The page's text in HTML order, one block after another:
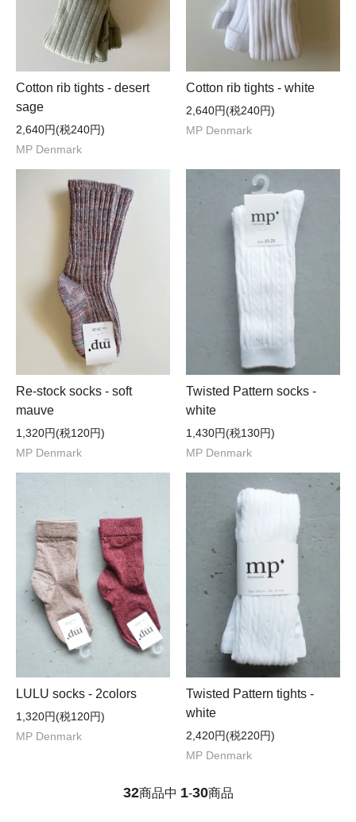
Cotton rib tights - desert
sage
2,640円(税240円)
MP Denmark
Cotton rib tights - white
2,640円(税240円)
MP Denmark
Re-stock socks - soft
mauve
1,320円(税120円)
MP Denmark
Twisted Pattern socks -
white
1,430円(税130円)
MP Denmark
LULU socks - 2colors
1,320円(税120円)
MP Denmark
Twisted Pattern tights -
white
2,420円(税220円)
MP Denmark
32商品中 1-30商品